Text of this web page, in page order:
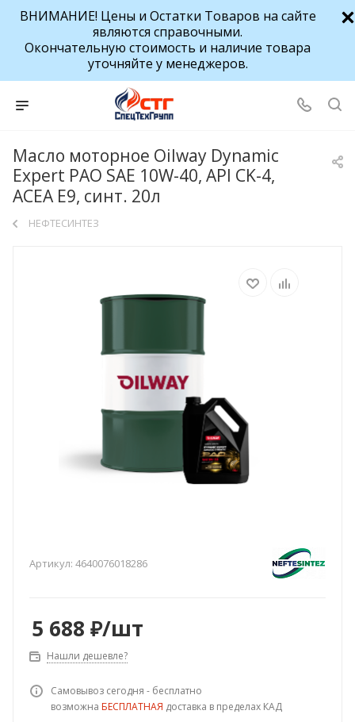
ВНИМАНИЕ! Цены и Остатки Товаров на сайте
являются справочными.
Окончательную стоимость и наличие товара
уточняйте у менеджеров.
Масло моторное Oilway Dynamic
Expert PAO SAE 10W-40, API CK-4,
ACEA E9, синт. 20л
НЕФТЕСИНТЕЗ
Артикул: 4640076018286
5 688 ₽/шт
Нашли дешевле?
Самовывоз сегодня - бесплатно
возможна БЕСПЛАТНАЯ доставка в пределах КАД